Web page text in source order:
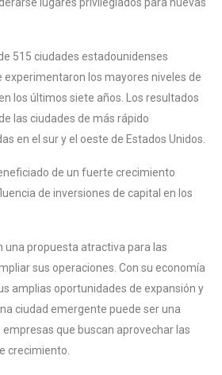
515 ciudades estadounidenses
experimentaron los mayores niveles de
los últimos siete años. Los resultados
las ciudades de más rápido
en el sur y el oeste de Estados Unidos.
de un fuerte crecimiento
de inversiones de capital en los
una propuesta atractiva para las
sus operaciones. Con su economía
amplias oportunidades de expansión y
ciudad emergente puede ser una
que buscan aprovechar las
crecimiento.